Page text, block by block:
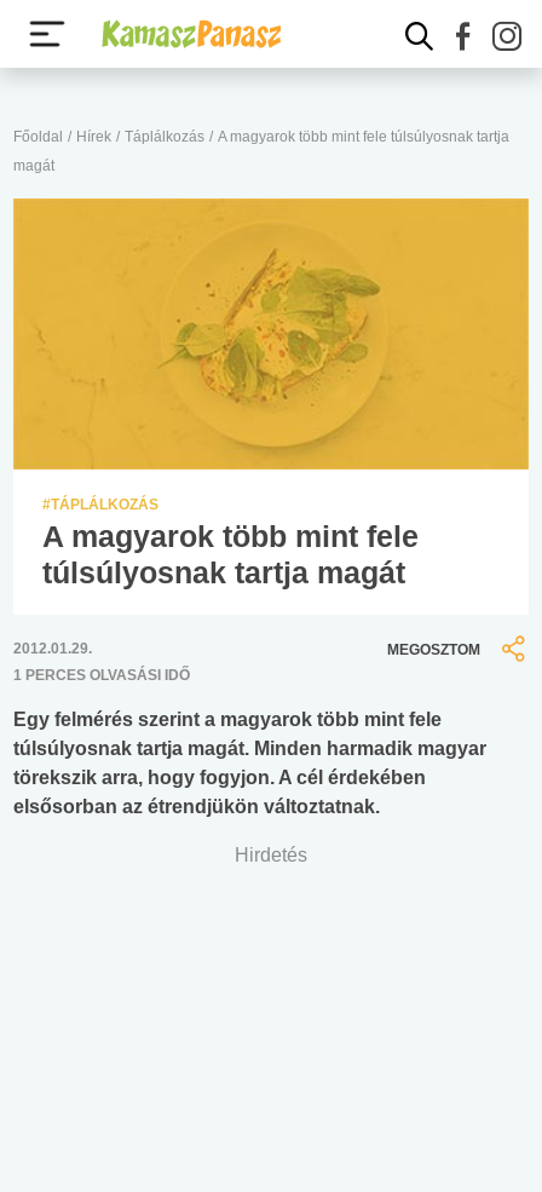
Főoldal / Hírek / Táplálkozás / A magyarok több mint fele túlsúlyosnak tartja
magát
#TÁPLÁLKOZÁS
A magyarok több mint fele
túlsúlyosnak tartja magát
2012.01.29.
1 PERCES OLVASÁSI IDŐ
MEGOSZTOM
Egy felmérés szerint a magyarok több mint fele
túlsúlyosnak tartja magát. Minden harmadik magyar
törekszik arra, hogy fogyjon. A cél érdekében
elsősorban az étrendjükön változtatnak.
Hirdetés